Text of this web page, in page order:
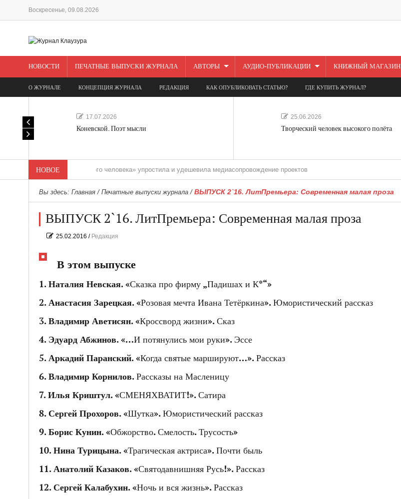
Воскресенье, 09.08.2026
НОВОСТИ ПЕЧАТНЫЕ ВЫПУСКИ ЖУРНАЛА АВТОРЫ АУДИО-ПУБЛИКАЦИИ КНИЖНЫЙ МАГАЗИН
О ЖУРНАЛЕ КОНЦЕПЦИЯ ЖУРНАЛА РЕДАКЦИЯ КАК ОПУБЛИКОВАТЬ СТАТЬЮ? ГДЕ КУПИТЬ ЖУРНАЛ?
17.07.2026
Коневской. Поэт мысли
25.06.2026
Творческий человек высокого полёта
НОВОЕ
«Редакция одного человека» упростила и удешевила медиасопровождение проектов
Вы здесь: Главная/ Печатные выпуски журнала/ ВЫПУСК 2`16. ЛитПремьера: Современная малая проза
ВЫПУСК 2`16. ЛитПремьера: Современная малая проза
25.02.2016 / Редакция
В этом выпуске
1. Наталия Невская. «Сказка про фирму „Падишах и К*“»
2.Анастасия Зарецкая. «Розовая мечта Ивана Тетёркина». Юмористический рассказ
3.Владимир Аветисян. «Кроссворд жизни». Сказ
4. Эдуард Абжинов. «…И потянулись мои руки». Эссе
5.Аркадий Паранский. «Когда святые маршируют…». Рассказ
6.Владимир Корнилов. Рассказы на Масленицу
7.Илья Криштул. «СМЕНЯХВАТИТ!». Сатира
8. Сергей Прохоров. «Шутка». Юмористический рассказ
9.Борис Кунин. «Обжорство. Смелость. Трусость»
10.Нина Турицына. «Трагическая актриса». Почти быль
11.Анатолий Казаков. «Святодавнишняя Русь!». Рассказ
12. Сергей Калабухин. «Ночь и вся жизнь». Рассказ